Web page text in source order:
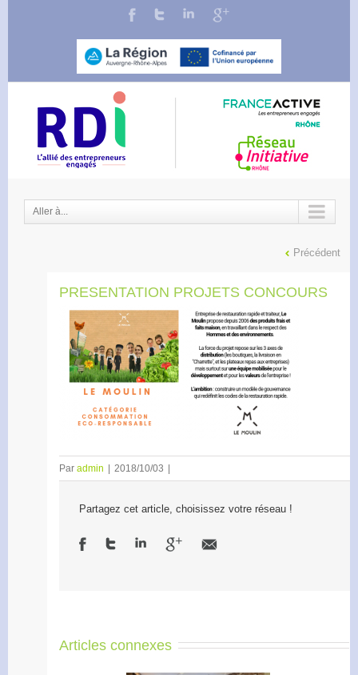
Aller à...
Précédent
PRESENTATION PROJETS CONCOURS
Par admin 2018/10/03
Partagez cet article, choisissez votre réseau !
Articles connexes